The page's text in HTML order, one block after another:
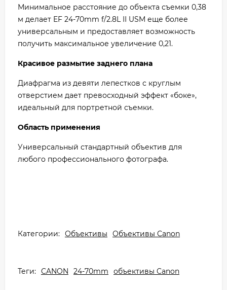
Минимальное расстояние до объекта съемки 0,38
м делает EF 24-70mm f/2.8L II USM еще более
универсальным и предоставляет возможность
получить максимальное увеличение 0,21.
Красивое размытие заднего плана
Диафрагма из девяти лепестков с круглым
отверстием дает превосходный эффект «боке»,
идеальный для портретной съемки.
Область применения
Универсальный стандартный объектив для
любого профессионального фотографа.
Категории: Объективы Объективы Canon
Теги: CANON 24-70mm объективы Canon